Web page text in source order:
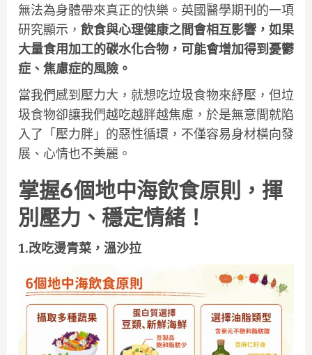
無法為身體帶來真正的快樂。英國醫學期刊的一項
研究顯示， 飲食與心理健康之間會相互影響，如果
大量食用加工的碳水化合物，可能會增加得到憂鬱
症、焦慮症的風險。
當我們感到壓力大，就想吃垃圾食物來紓壓，但垃
圾食物卻讓我們越吃越胖越焦慮，於是無意間就陷
入了「壓力胖」的惡性循環，不僅容易身材橫向發
展、心情也不美麗。
掌握6個地中海飲食原則，揮
別壓力、穩定情緒！
1.改吃燙青菜，溫沙拉